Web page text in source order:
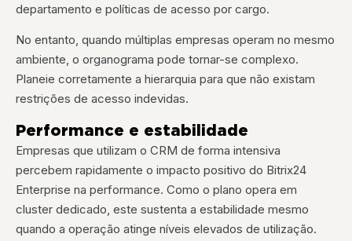
departamento e políticas de acesso por cargo.
No entanto, quando múltiplas empresas operam no mesmo
ambiente, o organograma pode tornar-se complexo.
Planeie corretamente a hierarquia para que não existam
restrições de acesso indevidas.
Performance e estabilidade
Empresas que utilizam o CRM de forma intensiva
percebem rapidamente o impacto positivo do Bitrix24
Enterprise na performance. Como o plano opera em
cluster dedicado, este sustenta a estabilidade mesmo
quando a operação atinge níveis elevados de utilização.